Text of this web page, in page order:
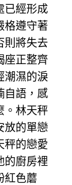
已經形成
格遵守著
則將失去
座正整齊
潮濕的淚
自語，感
。林天秤
放的單戀
秤的戀愛
的廚房裡
紅色蘑